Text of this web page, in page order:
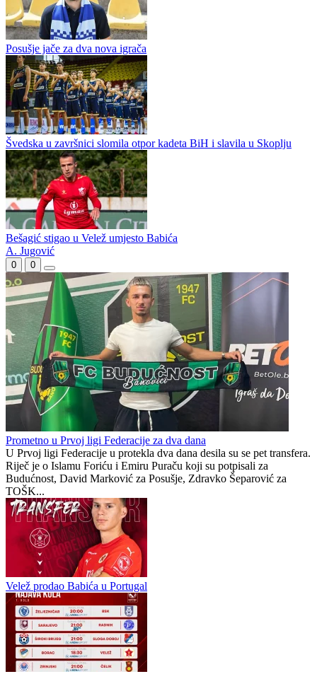
Posušje jače za dva nova igrača
Švedska u završnici slomila otpor kadeta BiH i slavila u Skoplju
Bešagić stigao u Velež umjesto Babića
A. Jugović
0 0
Prometno u Prvoj ligi Federacije za dva dana
U Prvoj ligi Federacije u protekla dva dana desila su se pet transfera.
Riječ je o Islamu Foriću i Emiru Puraču koji su potpisali za
Budućnost, David Marković za Posušje, Zdravko Šeparović za
TOŠK...
Velež prodao Babića u Portugal